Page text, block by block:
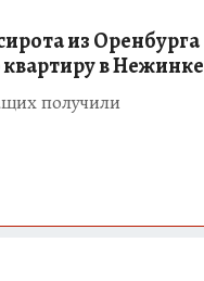
из Оренбурга
в Нежинке
получили